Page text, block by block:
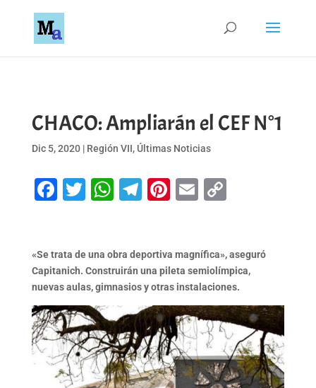
CHACO: Ampliarán el CEF N°1
Dic 5, 2020| Región VII, Últimas Noticias
Facebook
Twitter
WhatsApp
Telegram
Pinterest
EmailCopy
«Se trata de una obra deportiva magnífica», aseguró
Capitanich. Construirán una pileta semiolímpica,
nuevas aulas, gimnasios y otras instalaciones.